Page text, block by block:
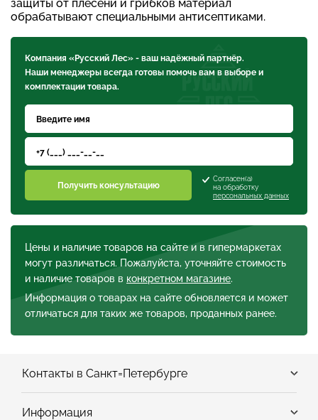
защиты от плесени и грибков материал
обрабатывают специальными антисептиками.
Цены и наличие товаров на сайте и в гипермаркетах
могут различаться. Пожалуйста, уточняйте стоимость
и наличие товаров в конкретном магазине.
Информация о товарах на сайте обновляется и может
отличаться для таких же товаров, проданных ранее.
Компания «Русский Лес» - ваш надёжный партнёр.
Наши менеджеры всегда готовы помочь вам в выборе и
комплектации товара.
Получить консультацию
Согласен(а)
на обработку
персональных данных
Контакты в Санкт=Петербурге
Информация